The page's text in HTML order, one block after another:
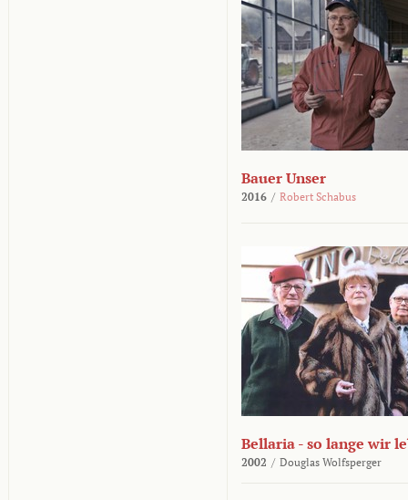
Bauer Unser
2016 / Robert Schabus
Bellaria - so lange wir
2002 / Douglas Wolfsperger